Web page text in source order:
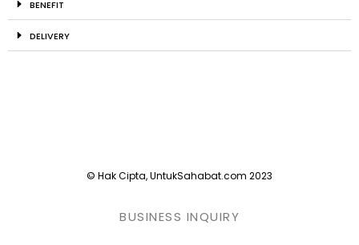
BENEFIT
DELIVERY
© Hak Cipta, UntukSahabat.com 2023
BUSINESS INQUIRY